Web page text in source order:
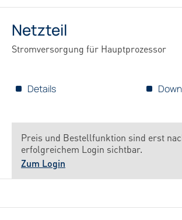
Netzteil
Stromversorgung für Hauptprozessor
Details
Preis und Bestellfunktion sind erst
erfolgreichem Login sichtbar.
Zum Login